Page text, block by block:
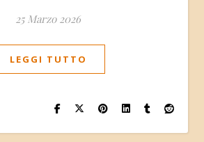
25 Marzo 2026
LEGGI TUTTO